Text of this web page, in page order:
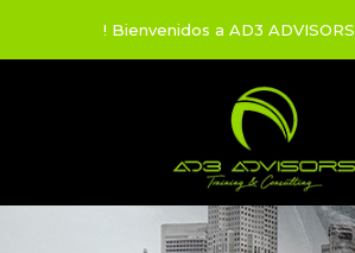
! Bienvenidos a AD3